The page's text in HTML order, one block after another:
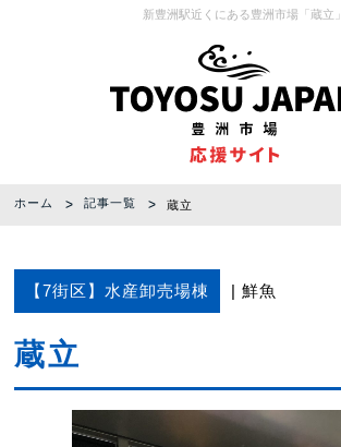
新豊洲駅近くにある豊洲市場「蔵立」
ホーム 記事一覧 蔵立
【7街区】水産卸売場棟 鮮魚
蔵立